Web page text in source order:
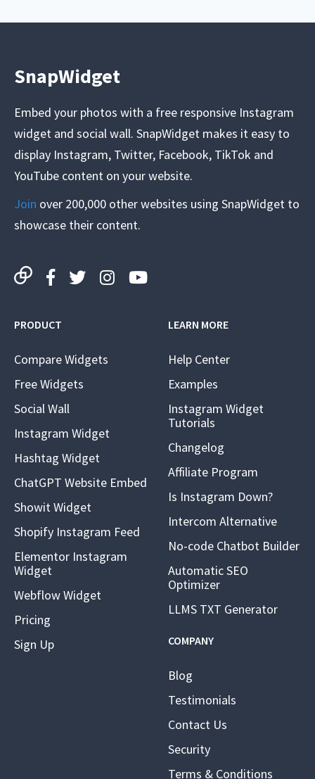
SnapWidget
Embed your photos with a free responsive Instagram
widget and social wall. SnapWidget makes it easy to
display Instagram, Twitter, Facebook, TikTok and
YouTube content on your website.
Join over 200,000 other websites using SnapWidget to
showcase their content.
PRODUCT
Compare Widgets
Free Widgets
Social Wall
Instagram Widget
Hashtag Widget
ChatGPT Website Embed
Showit Widget
Shopify Instagram Feed
Elementor Instagram
Widget
Webflow Widget
Pricing
Sign Up
LEARN MORE
Help Center
Examples
Instagram Widget
Tutorials
Changelog
Affiliate Program
Is Instagram Down?
Intercom Alternative
No-code Chatbot Builder
Automatic SEO
Optimizer
LLMS TXT Generator
COMPANY
Blog
Testimonials
Contact Us
Security
Terms & Conditions